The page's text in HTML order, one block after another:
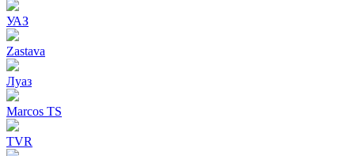
УАЗ
Zastava
Луаз
Marcos TS
TVR